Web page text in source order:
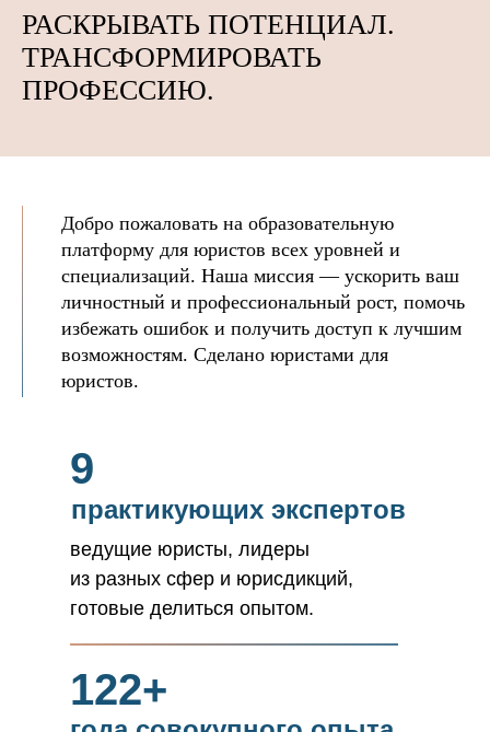
РАСКРЫВАТЬ ПОТЕНЦИАЛ.
ТРАНСФОРМИРОВАТЬ
ПРОФЕССИЮ.
Добро пожаловать на образовательную
платформу для юристов всех уровней и
специализаций. Наша миссия — ускорить ваш
личностный и профессиональный рост, помочь
избежать ошибок и получить доступ к лучшим
возможностям. Сделано юристами для
юристов.
9
практикующих экспертов
ведущие юристы, лидеры
из разных сфер и юрисдикций,
готовые делиться опытом.
122+